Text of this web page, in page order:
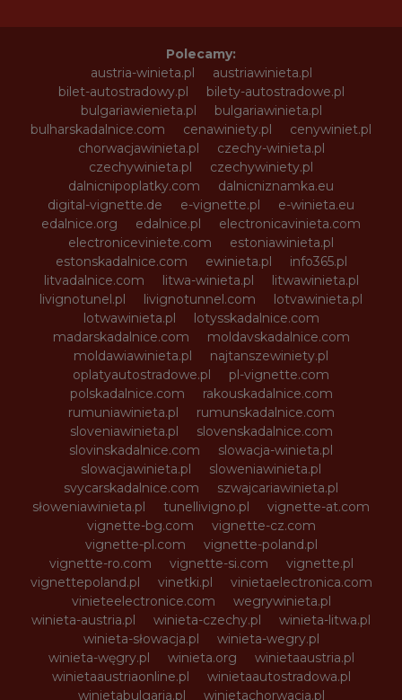
Polecamy:
austria-winieta.pl
austriawinieta.pl
bilet-autostradowy.pl
bilety-autostradowe.pl
bulgariawienieta.pl
bulgariawinieta.pl
bulharskadalnice.com
cenawiniety.pl
cenywiniet.pl
chorwacjawinieta.pl
czechy-winieta.pl
czechywinieta.pl
czechywiniety.pl
dalnicnipoplatky.com
dalnicniznamka.eu
digital-vignette.de
e-vignette.pl
e-winieta.eu
edalnice.org
edalnice.pl
electronicavinieta.com
electroniceviniete.com
estoniawinieta.pl
estonskadalnice.com
ewinieta.pl
info365.pl
litvadalnice.com
litwa-winieta.pl
litwawinieta.pl
livignotunel.pl
livignotunnel.com
lotvawinieta.pl
lotwawinieta.pl
lotysskadalnice.com
madarskadalnice.com
moldavskadalnice.com
moldawiawinieta.pl
najtanszewiniety.pl
oplatyautostradowe.pl
pl-vignette.com
polskadalnice.com
rakouskadalnice.com
rumuniawinieta.pl
rumunskadalnice.com
sloveniawinieta.pl
slovenskadalnice.com
slovinskadalnice.com
slowacja-winieta.pl
slowacjawinieta.pl
sloweniawinieta.pl
svycarskadalnice.com
szwajcariawinieta.pl
słoweniawinieta.pl
tunellivigno.pl
vignette-at.com
vignette-bg.com
vignette-cz.com
vignette-pl.com
vignette-poland.pl
vignette-ro.com
vignette-si.com
vignette.pl
vignettepoland.pl
vinetki.pl
vinietaelectronica.com
vinieteelectronice.com
wegrywinieta.pl
winieta-austria.pl
winieta-czechy.pl
winieta-litwa.pl
winieta-słowacja.pl
winieta-wegry.pl
winieta-węgry.pl
winieta.org
winietaaustria.pl
winietaaustriaonline.pl
winietaautostradowa.pl
winietabulgaria.pl
winietachorwacja.pl